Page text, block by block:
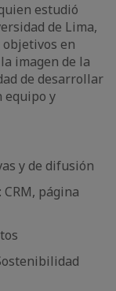
estudió
de Lima,
en
imagen de la
de desarrollar
equipo y
y de difusión
página